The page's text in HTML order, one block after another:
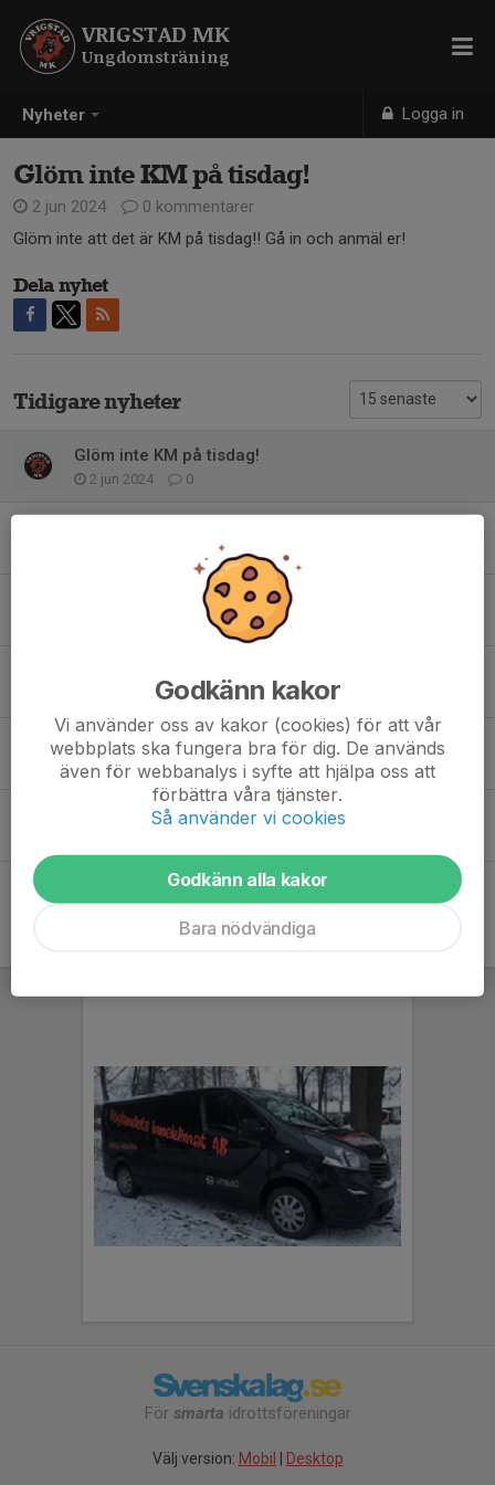
Nyheter Logga in
VRIGSTAD MK
Ungdomsträning
Glöm inte KM på tisdag!
2 jun 2024
0 kommentarer
Glöm inte att det är KM på tisdag!! Gå in och anmäl er!
Dela nyhet
Tidigare nyheter
Glöm inte KM på tisdag!
2 jun 2024 0
Vinter träning - Fysik, styrka, koordination mm
21 aug 2023 0
Kul på hjul glöm ej anmäla er!
30 maj 2023 0
kul på hjul, glöm ej anmäla er!!
För smarta idrottsföreningar
Välj version: Mobil | Desktop
Godkänn kakor
Vi använder oss av kakor (cookies) för att vår
webbplats ska fungera bra för dig. De används
även för webbanalys i syfte att hjälpa oss att
förbättra våra tjänster.
Så använder vi cookies
Godkänn alla kakor
Bara nödvändiga